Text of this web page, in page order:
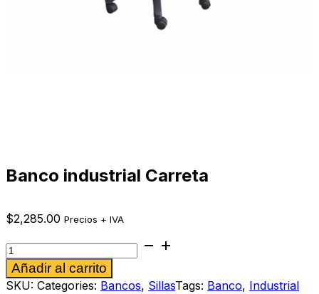
Banco industrial Carreta
$2,285.00 Precios + IVA
Banco
industrial
Carreta
cantidad
Añadir al carrito
SKU: Categories: Bancos, SillasTags: Banco, Industrial